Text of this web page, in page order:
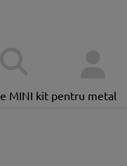
MINI kit pentru metal